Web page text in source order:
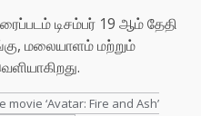
டிசம்பர் 19 ஆம் தேதி
மலையாளம் மற்றும்
‘Avatar: Fire and Ash’